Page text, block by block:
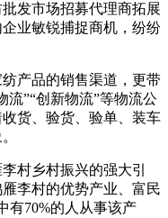
发市场招募代理商拓展
业敏锐捕捉商机，纷纷
产品的销售渠道，更带
流”“创新物流”等物流公
货、验货、验单、装车
村乡村振兴的强大引
李村的优势产业、富民
有70%的人从事该产